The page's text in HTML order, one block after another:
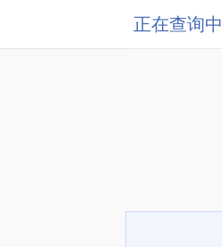
正在查询中